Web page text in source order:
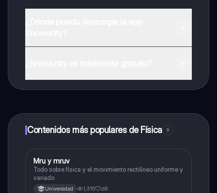
a determinadas funciones.
Contenidos más populares de Física 9
Física
Mru y mruv
Todo sobre física y el movimiento rectilíneo uniforme y
variado
Universidad 1,315 68